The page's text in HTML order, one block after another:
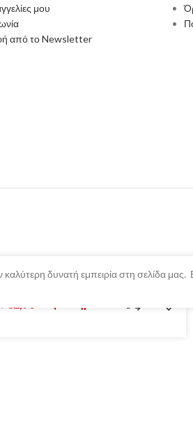
μου
από το Newsletter
δυνατή εμπειρία στη σελίδα